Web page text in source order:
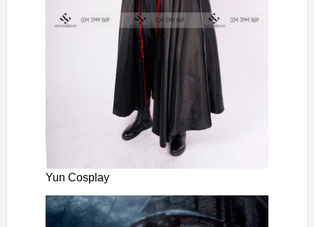
Yun Cosplay